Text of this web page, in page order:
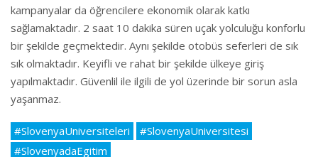
kampanyalar da öğrencilere ekonomik olarak katkı
sağlamaktadır. 2 saat 10 dakika süren uçak yolculuğu konforlu
bir şekilde geçmektedir. Aynı şekilde otobüs seferleri de sık
sık olmaktadır. Keyifli ve rahat bir şekilde ülkeye giriş
yapılmaktadır. Güvenlil ile ilgili de yol üzerinde bir sorun asla
yaşanmaz.
#SlovenyaUniversiteleri
#SlovenyaUniversitesi
#SlovenyadaEgitim